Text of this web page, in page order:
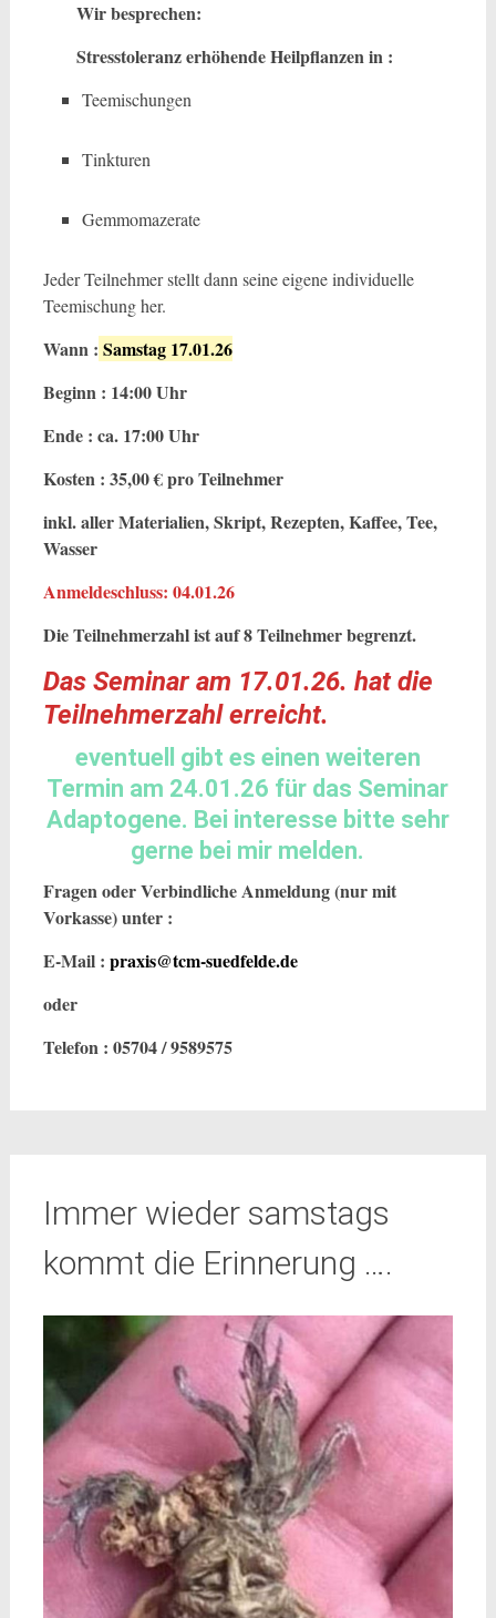
Wir besprechen:
Stresstoleranz erhöhende Heilpflanzen in :
Teemischungen
Tinkturen
Gemmomazerate
Jeder Teilnehmer stellt dann seine eigene individuelle
Teemischung her.
Wann : Samstag 17.01.26
Beginn : 14:00 Uhr
Ende : ca. 17:00 Uhr
Kosten : 35,00 € pro Teilnehmer
inkl. aller Materialien, Skript, Rezepten, Kaffee, Tee,
Wasser
Anmeldeschluss: 04.01.26
Die Teilnehmerzahl ist auf 8 Teilnehmer begrenzt.
Das Seminar am 17.01.26. hat die
Teilnehmerzahl erreicht.
eventuell gibt es einen weiteren
Termin am 24.01.26 für das Seminar
Adaptogene. Bei interesse bitte sehr
gerne bei mir melden.
Fragen oder Verbindliche Anmeldung (nur mit
Vorkasse) unter :
E-Mail : praxis@tcm-suedfelde.de
oder
Telefon : 05704 / 9589575
Immer wieder samstags
kommt die Erinnerung ….